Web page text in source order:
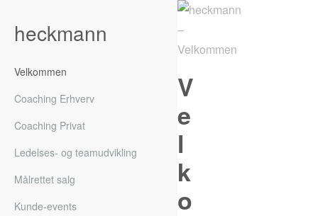
heckmann
Velkommen
Coaching Erhverv
Coaching Privat
Ledelses- og teamudvikling
Målrettet salg
Kunde-events
V
e
l
k
o